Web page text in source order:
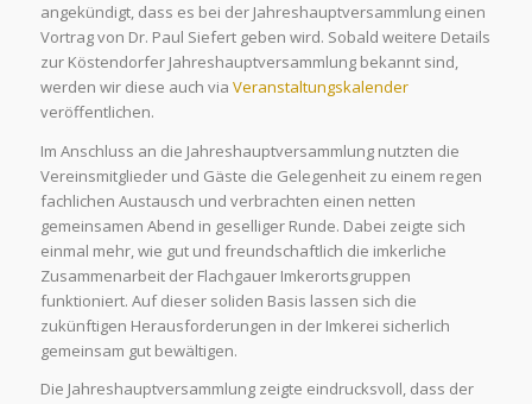
angekündigt, dass es bei der Jahreshauptversammlung einen
Vortrag von Dr. Paul Siefert geben wird. Sobald weitere Details
zur Köstendorfer Jahreshauptversammlung bekannt sind,
werden wir diese auch via Veranstaltungskalender
veröffentlichen.
Im Anschluss an die Jahreshauptversammlung nutzten die
Vereinsmitglieder und Gäste die Gelegenheit zu einem regen
fachlichen Austausch und verbrachten einen netten
gemeinsamen Abend in geselliger Runde. Dabei zeigte sich
einmal mehr, wie gut und freundschaftlich die imkerliche
Zusammenarbeit der Flachgauer Imkerortsgruppen
funktioniert. Auf dieser soliden Basis lassen sich die
zukünftigen Herausforderungen in der Imkerei sicherlich
gemeinsam gut bewältigen.
Die Jahreshauptversammlung zeigte eindrucksvoll, dass der